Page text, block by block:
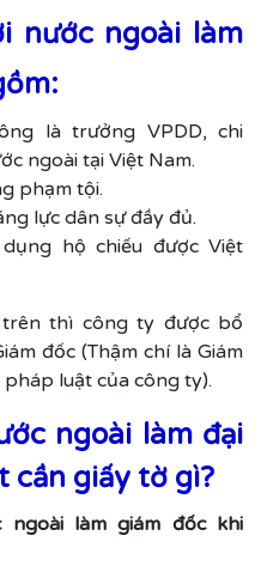
nước ngoài làm
là trưởng VPDD, chi
ngoài tại Việt Nam.
phạm tội.
lực dân sự đầy đủ.
hộ chiếu được Việt
thì công ty được bổ
đốc (Thậm chí là Giám
luật của công ty).
ngoài làm đại
cần giấy tờ gì?
ngoài làm giám đốc khi